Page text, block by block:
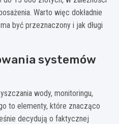
Warto więc dokładnie
być przeznaczony i jak długi
systemów
wody, monitoringu,
to elementy, które znacząco
decydują o faktycznej